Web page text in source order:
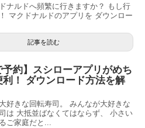
ナルドへ頻繁に行きますか？ もし行
マクドナルドのアプリを ダウンロー
記事を読む
予約】スシローアプリがめち
利！ ダウンロード方法を解
好きな回転寿司。 みんなが大好きな
は 大抵並ばなくてはならず、 小さい
ご家庭だと...